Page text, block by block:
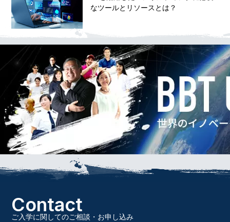
なツールとリソースとは？
Contact
ご入学に関してのご相談・お申し込み